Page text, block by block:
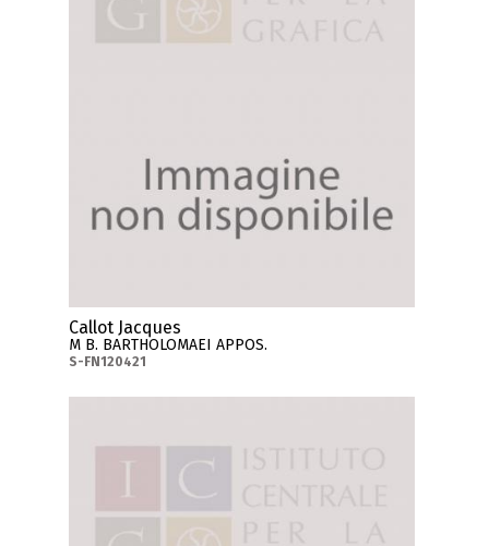
Callot Jacques
M B. BARTHOLOMAEI APPOS.
S-FN120421